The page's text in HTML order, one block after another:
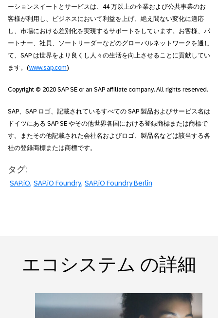
ーションスイートとサービスは、44 万以上の企業および公共事業のお
客様が利用し、ビジネスにおいて利益を上げ、絶え間ない変化に適応
し、市場における差別化を実現するサポートをしています。お客様、パ
ートナー、社員、ソートリーダーなどのグローバルネットワークを通し
て、SAP は世界をより良くし人々の生活を向上させることに貢献してい
ます。(www.sap.com)
Copyright © 2020 SAP SE or an SAP affiliate company. All rights reserved.
SAP、SAP ロゴ、記載されているすべての SAP 製品およびサービス名は
ドイツにある SAP SE やその他世界各国における登録商標または商標で
す。またその他記載された会社名およびロゴ、製品名などは該当する各
社の登録商標または商標です。
タグ:
SAP.iO SAP.iO Foundry SAP.iO Foundry Berlin
エコシステム の詳細